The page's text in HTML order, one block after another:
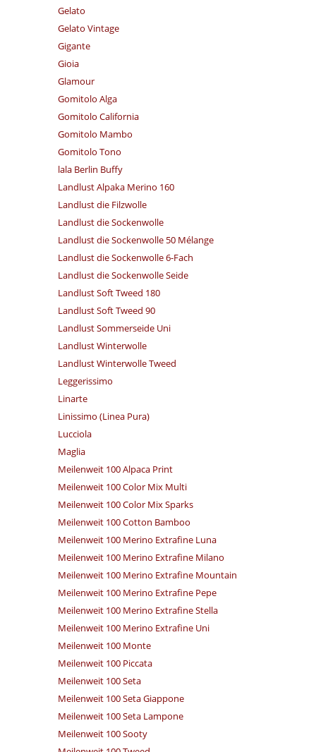
Gelato
Gelato Vintage
Gigante
Gioia
Glamour
Gomitolo Alga
Gomitolo California
Gomitolo Mambo
Gomitolo Tono
lala Berlin Buffy
Landlust Alpaka Merino 160
Landlust die Filzwolle
Landlust die Sockenwolle
Landlust die Sockenwolle 50 Mélange
Landlust die Sockenwolle 6-Fach
Landlust die Sockenwolle Seide
Landlust Soft Tweed 180
Landlust Soft Tweed 90
Landlust Sommerseide Uni
Landlust Winterwolle
Landlust Winterwolle Tweed
Leggerissimo
Linarte
Linissimo (Linea Pura)
Lucciola
Maglia
Meilenweit 100 Alpaca Print
Meilenweit 100 Color Mix Multi
Meilenweit 100 Color Mix Sparks
Meilenweit 100 Cotton Bamboo
Meilenweit 100 Merino Extrafine Luna
Meilenweit 100 Merino Extrafine Milano
Meilenweit 100 Merino Extrafine Mountain
Meilenweit 100 Merino Extrafine Pepe
Meilenweit 100 Merino Extrafine Stella
Meilenweit 100 Merino Extrafine Uni
Meilenweit 100 Monte
Meilenweit 100 Piccata
Meilenweit 100 Seta
Meilenweit 100 Seta Giappone
Meilenweit 100 Seta Lampone
Meilenweit 100 Sooty